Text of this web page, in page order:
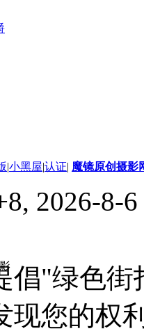
|小黑屋|认证| 魔镜原创摄影
2026-8-6
倡"绿色街
现您的权